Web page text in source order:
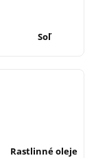
Soľ
Rastlinné oleje